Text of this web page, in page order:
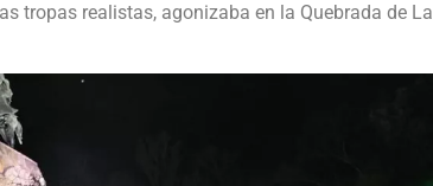
tropas realistas, agonizaba en la Quebrada de La